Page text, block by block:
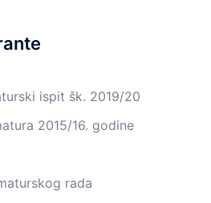
ispit šk. 2019/20
2015/16. godine
rada